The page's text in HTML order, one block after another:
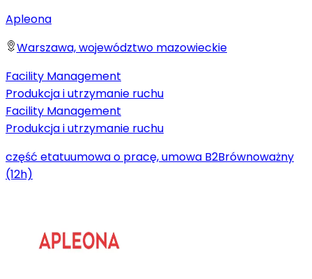
Apleona
Warszawa, województwo mazowieckie
Facility Management
Produkcja i utrzymanie ruchu
Facility Management
Produkcja i utrzymanie ruchu
część etatuumowa o pracę, umowa B2Brównoważny
(12h)